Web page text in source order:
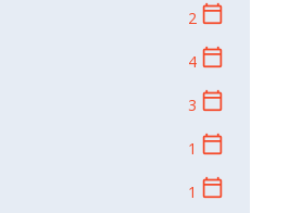
2 calendar_today
4 calendar_today
3 calendar_today
1 calendar_today
1 calendar_today